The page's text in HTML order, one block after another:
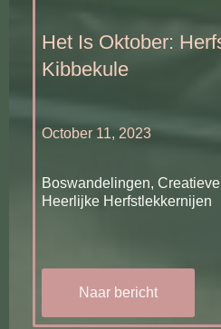
Het Is Oktober:
Kibbekule
October 11, 2023
Boswandelingen,
Heerlijke Herfstlekkernijen
Naar bericht